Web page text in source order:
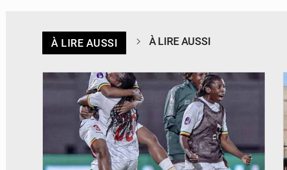
À LIRE AUSSI À LIRE AUSSI
© FEMAFOOT